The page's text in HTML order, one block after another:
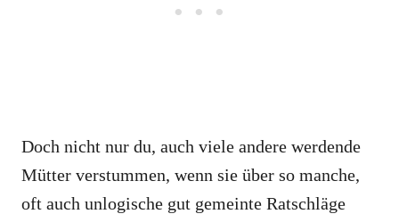
Doch nicht nur du, auch viele andere werdende
Mütter verstummen, wenn sie über so manche,
oft auch unlogische gut gemeinte Ratschläge